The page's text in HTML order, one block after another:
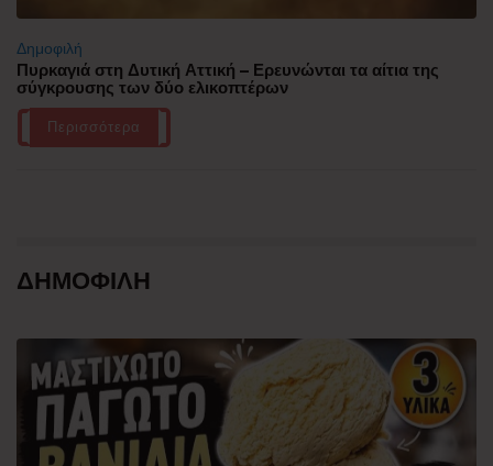
Δημοφιλή
Πυρκαγιά στη Δυτική Αττική – Ερευνώνται τα αίτια της
σύγκρουσης των δύο ελικοπτέρων
Περισσότερα
ΔΗΜΟΦΙΛΗ